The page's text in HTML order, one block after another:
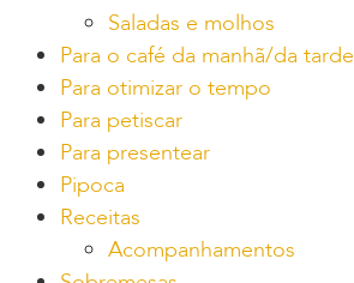
Saladas e molhos
Para o café da manhã/da tarde
Para otimizar o tempo
Para petiscar
Para presentear
Pipoca
Receitas
Acompanhamentos